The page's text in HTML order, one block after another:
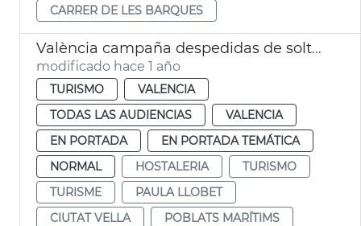
CARRER DE LES BARQUES
València campaña despedidas de soltero ocio respetuoso
modificado hace 1 año
TURISMO
VALENCIA
TODAS LAS AUDIENCIAS
VALENCIA
EN PORTADA
EN PORTADA TEMÁTICA
NORMAL
HOSTALERIA
TURISMO
TURISME
PAULA LLOBET
CIUTAT VELLA
POBLATS MARÍTIMS